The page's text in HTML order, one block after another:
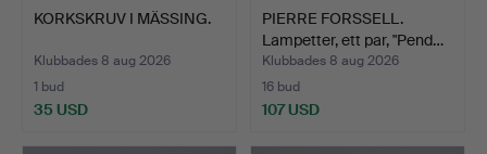
KORKSKRUV I MÄSSING.
Klubbades 8 aug 2026
1 bud
35 USD
PIERRE FORSSELL.
Lampetter, ett par, "Pend…
Klubbades 8 aug 2026
16 bud
107 USD